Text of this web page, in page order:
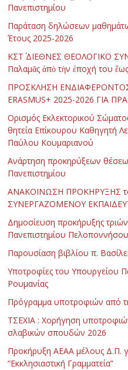
Πανεπιστημίου
Παράταση δηλώσεων
Έτους 2025-2026
ΚΣΤ΄ ΔΙΕΘΝΕΣ ΘΕΟΛΟΓΙΚΟ
Παλαμᾶς ἀπὸ τὴν ἐποχή του
ΠΡΟΣΚΛΗΣΗ
ERASMUS+ 2025-2026 ΓΙΑ
Ορισμός Εκλεκτορικού
θητεία Επίκουρου Καθηγητή
Παύλου Κουμαριανού
Ανάρτηση προκηρύξεων
Πανεπιστημίου
ΑΝΑΚΟΙΝΩΣΗ ΠΡΟΚΗΡΥΞΗΣ
ΣΥΝΕΡΓΑΖΟΜΕΝΟΥ
Δημοσίευση προκήρυξης
Πανεπιστημίου Πελοποννήσου
Παρουσίαση βιβλίου π.
Υποτροφίες του Υπουργείου
Ρουμανίας
Πρόγραμμα υποτροφιών από
ΤΣΕΧΙΑ : Χορήγηση
σλαβικών σπουδών 2026
Προκήρυξη ΑΕΑΑ μέλους Δ.Π.
“Εκκλησιαστική Γραμματεία”